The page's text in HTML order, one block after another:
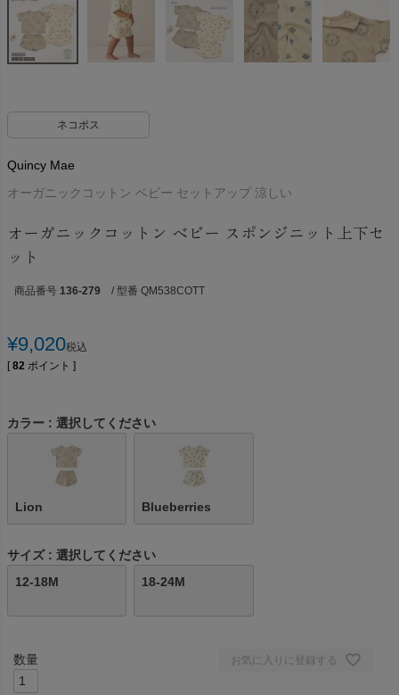
ネコポス
Quincy Mae
オーガニックコットン ベビー セットアップ 涼しい
オーガニックコットン ベビー スポンジニット上下セ
ット
商品番号 136-279 / 型番 QM538COTT
¥9,020税込
[ 82 ポイント ]
カラー 選択してください
Lion Blueberries
サイズ
選択してください
12-18M
18-24M
お気に入りに登録する